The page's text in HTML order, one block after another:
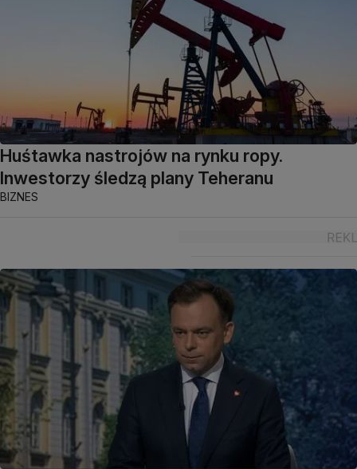
Huśtawka nastrojów na rynku ropy.
Inwestorzy śledzą plany Teheranu
BIZNES